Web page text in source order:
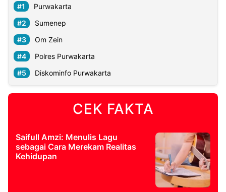
Purwakarta
Sumenep
Om Zein
Polres Purwakarta
Diskominfo Purwakarta
CEK FAKTA
Saifull Amzi: Menulis Lagu
sebagai Cara Merekam Realitas
Kehidupan